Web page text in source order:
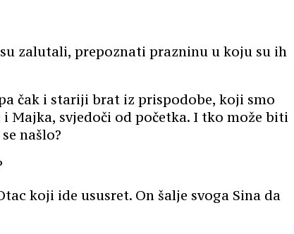
zalutali, prepoznati prazninu u koju su ih
čak i stariji brat iz prispodobe, koji smo
Majka, svjedoči od početka. I tko može biti
našlo?
koji ide ususret. On šalje svoga Sina da